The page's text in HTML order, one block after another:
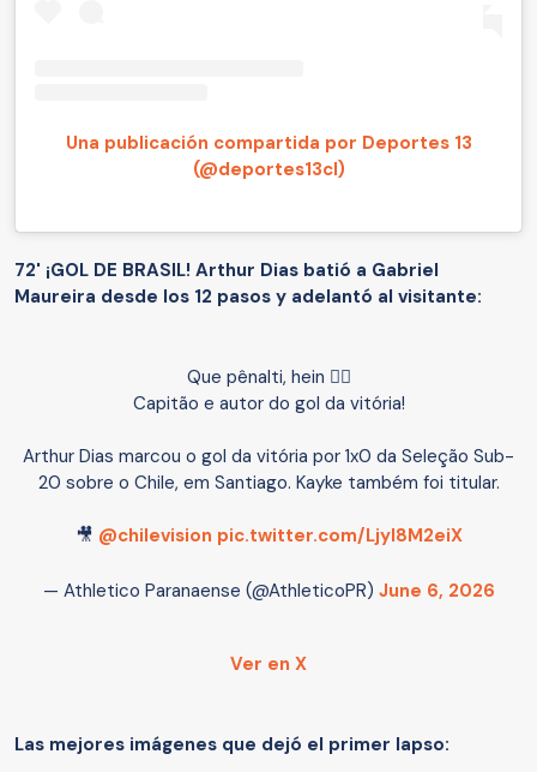
Una publicación compartida por Deportes 13
(@deportes13cl)
72' ¡GOL DE BRASIL! Arthur Dias batió a Gabriel
Maureira desde los 12 pasos y adelantó al visitante:
Que pênalti, hein 😮‍💨
Capitão e autor do gol da vitória!
Arthur Dias marcou o gol da vitória por 1x0 da Seleção Sub-
20 sobre o Chile, em Santiago. Kayke também foi titular.
🎥 @chilevision pic.twitter.com/LjyI8M2eiX
— Athletico Paranaense (@AthleticoPR) June 6, 2026
Ver en X
Las mejores imágenes que dejó el primer lapso: